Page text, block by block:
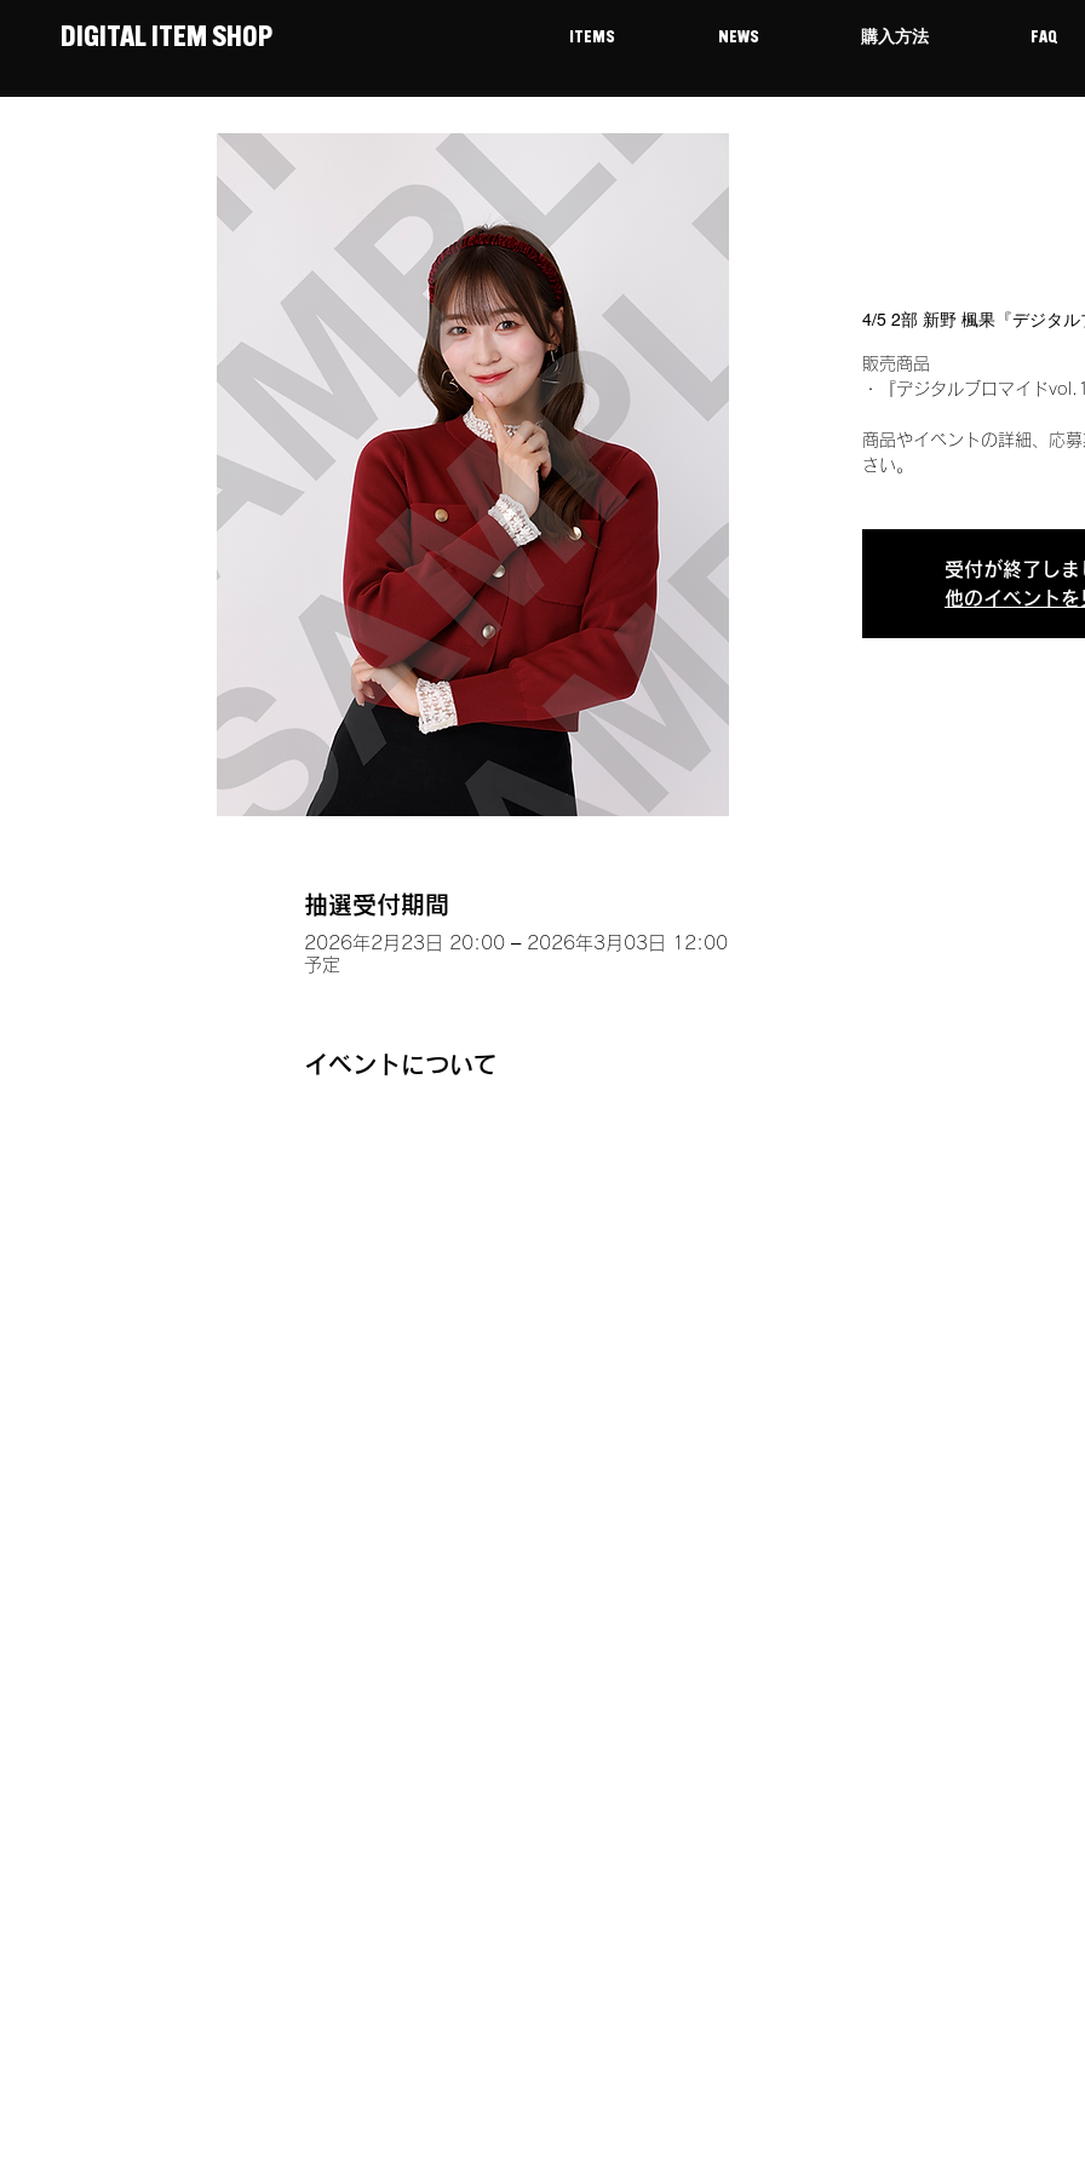
DIGITAL ITEM SHOP ITEMS NEWS 購入方法 FAQ
4/5 2部 新野 楓果『デジタ
販売商品
・『デジタルブロマイド
商品やイベントの詳細、応
さい。
受付が終了しま
他のイベントを
抽選受付期間
2026年2月23日 20:00 – 2026年3月03日 12:00
予定
イベントについて